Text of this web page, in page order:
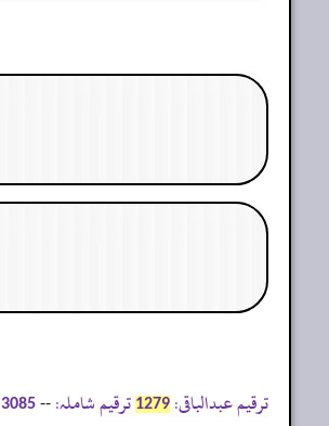
ترقیم عبدالباقی: 1279 ترقیم شاملہ: --
3085